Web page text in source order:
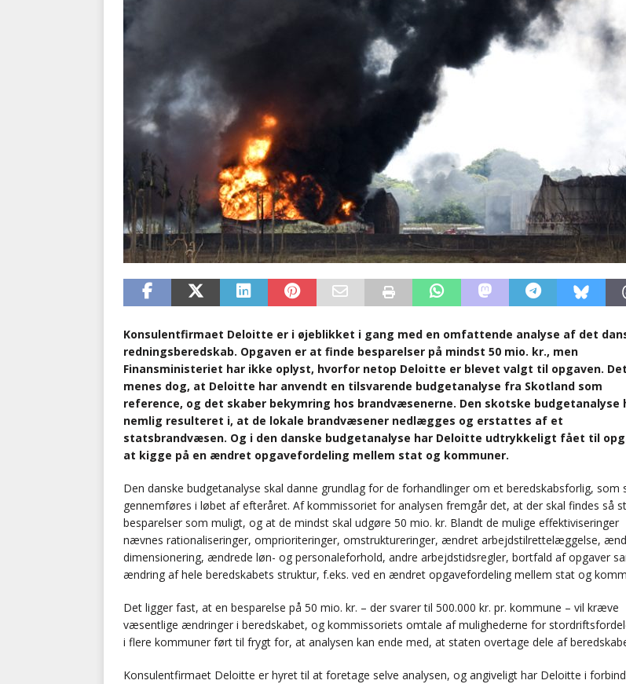
Konsulentfirmaet Deloitte er i øjeblikket i gang med en omfattende analyse af det
redningsberedskab. Opgaven er at finde besparelser på mindst 50 mio. kr., men
Finansministeriet har ikke oplyst, hvorfor netop Deloitte er blevet valgt til opgaven. Det
menes dog, at Deloitte har anvendt en tilsvarende budgetanalyse fra Skotland som
reference, og det skaber bekymring hos brandvæsenerne. Den skotske budgetanalyse
nemlig resulteret i, at de lokale brandvæsener nedlægges og erstattes af et
statsbrandvæsen. Og i den danske budgetanalyse har Deloitte udtrykkeligt fået til
at kigge på en ændret opgavefordeling mellem stat og kommuner.
Den danske budgetanalyse skal danne grundlag for de forhandlinger om et beredskabsforlig, som
gennemføres i løbet af efteråret. Af kommissoriet for analysen fremgår det, at der skal findes så
besparelser som muligt, og at de mindst skal udgøre 50 mio. kr. Blandt de mulige effektiviseringer
nævnes rationaliseringer, omprioriteringer, omstruktureringer, ændret arbejdstilrettelæggelse,
dimensionering, ændrede løn- og personaleforhold, andre arbejdstidsregler, bortfald af opgaver
ændring af hele beredskabets struktur, f.eks. ved en ændret opgavefordeling mellem stat og
Det ligger fast, at en besparelse på 50 mio. kr. – der svarer til 500.000 kr. pr. kommune – vil kræve
væsentlige ændringer i beredskabet, og kommissoriets omtale af mulighederne for
i flere kommuner ført til frygt for, at analysen kan ende med, at staten overtage dele af
Konsulentfirmaet Deloitte er hyret til at foretage selve analysen, og angiveligt har Deloitte i